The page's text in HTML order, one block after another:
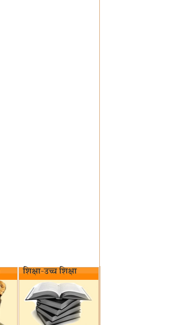
शिक्षा-उच्च शिक्षा